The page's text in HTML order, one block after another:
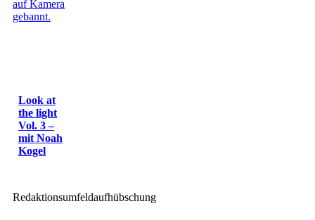
Look at
the light
Vol. 3 –
mit Noah
Kogel
Redaktionsumfeldaufhübschung